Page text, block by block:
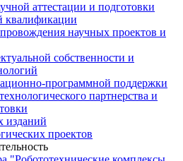
аттестации и подготовки
квалификации
научных проектов и
собственности и
программной поддержки
партнерства и
изданий
проектов